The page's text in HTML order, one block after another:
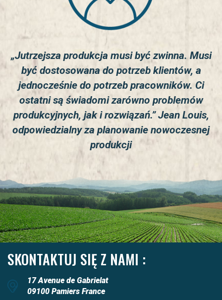
„Jutrzejsza produkcja musi być zwinna. Musi
być dostosowana do potrzeb klientów, a
jednocześnie do potrzeb pracowników. Ci
ostatni są świadomi zarówno problemów
produkcyjnych, jak i rozwiązań.”Jean Louis,
odpowiedzialny za planowanie nowoczesnej
produkcji
SKONTAKTUJ SIĘ Z NAMI :
17 Avenue de Gabrielat
09100 Pamiers France